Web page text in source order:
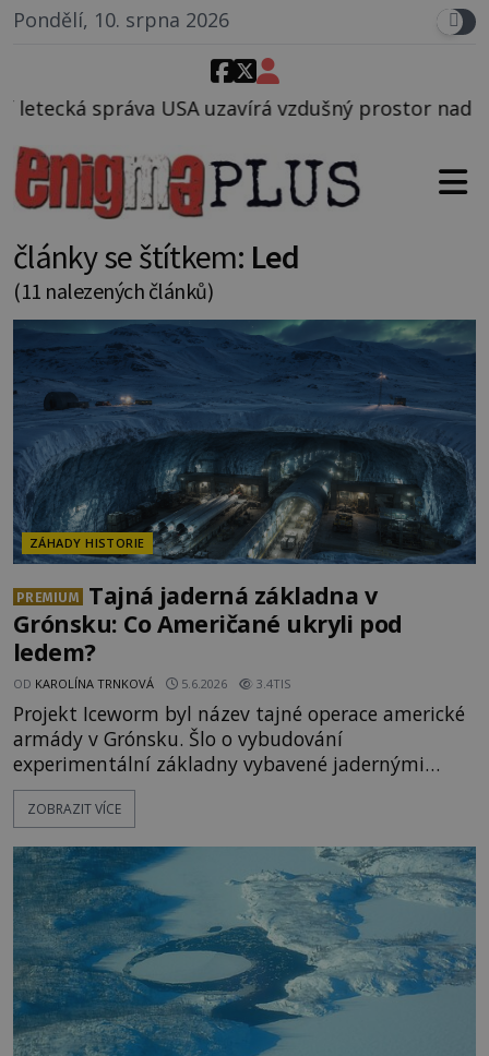
Pondělí, 10. srpna 2026
uzavírá vzdušný prostor nad Oblastí 51, mohlo
články se štítkem: Led
(11 nalezených článků)
ZÁHADY HISTORIE
PREMIUM
Tajná jaderná základna v
Grónsku: Co Američané ukryli pod
ledem?
OD KAROLÍNA TRNKOVÁ 5.6.2026 3.4TIS
Projekt Iceworm byl název tajné operace americké
armády v Grónsku. Šlo o vybudování
experimentální základny vybavené jadernými
střelami. Operace měla tak vysoké utajení, že o
tom nic netušila ani dánská vláda, tehdejší
ukryli? Základna známá jako Camp Century
vznikla hluboko v grónském ledovci. Ofici
ZOBRAZIT VÍCE